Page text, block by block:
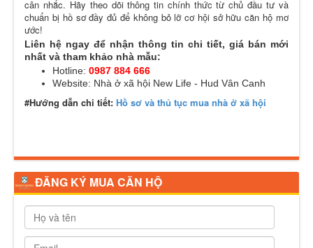
cân nhắc. Hãy theo dõi thông tin chính thức từ chủ đầu tư và
chuẩn bị hồ sơ đầy đủ để không bỏ lỡ cơ hội sở hữu căn hộ mơ
ước!
Liên hệ ngay để nhận thông tin chi tiết, giá bán mới
nhất và tham khảo nhà mẫu:
Hotline:0987 884 666
Website: Nhà ở xã hội New Life - Hud Vân Canh
#Hướng dẫn chi tiết: Hồ sơ và thủ tục mua nhà ở xã hội
ĐĂNG KÝ MUA CĂN HỘ